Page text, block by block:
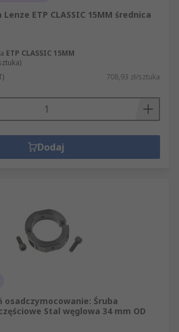
ETP CLASSIC 15MM średnica
ETP CLASSIC 15MM
708,93 zł/sztuka
Dodaj
osadczymocowanie: Śruba
Stal węglowa 34 mm OD